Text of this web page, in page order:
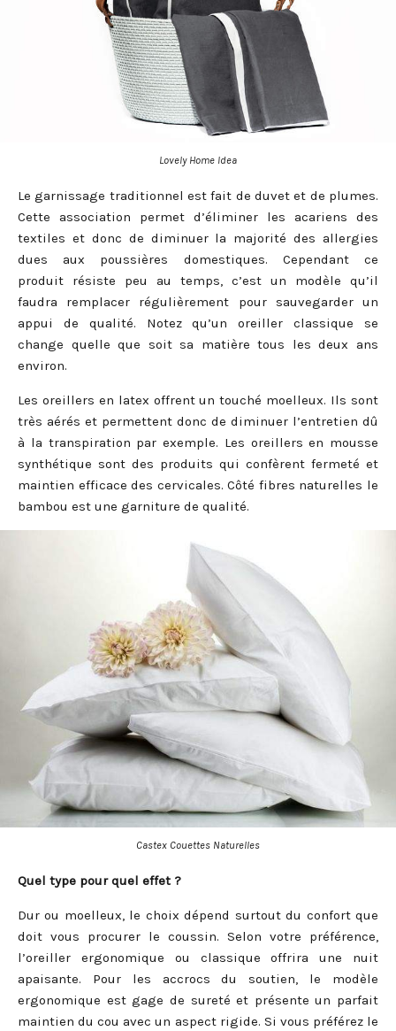
Lovely Home Idea
Le garnissage traditionnel est fait de duvet et de plumes.
Cette association permet d’éliminer les acariens des
textiles et donc de diminuer la majorité des allergies
dues aux poussières domestiques. Cependant ce
produit résiste peu au temps, c’est un modèle qu’il
faudra remplacer régulièrement pour sauvegarder un
appui de qualité. Notez qu’un oreiller classique se
change quelle que soit sa matière tous les deux ans
environ.
Les oreillers en latex offrent un touché moelleux. Ils sont
très aérés et permettent donc de diminuer l’entretien dû
à la transpiration par exemple. Les oreillers en mousse
synthétique sont des produits qui confèrent fermeté et
maintien efficace des cervicales. Côté fibres naturelles le
bambou est une garniture de qualité.
Castex Couettes Naturelles
Quel type pour quel effet ?
Dur ou moelleux, le choix dépend surtout du confort que
doit vous procurer le coussin. Selon votre préférence,
l’oreiller ergonomique ou classique offrira une nuit
apaisante. Pour les accrocs du soutien, le modèle
ergonomique est gage de sureté et présente un parfait
maintien du cou avec un aspect rigide. Si vous préférez le